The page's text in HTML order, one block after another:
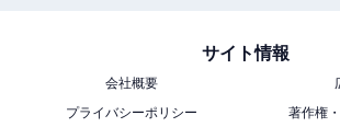
チェックイン・チェックアウト
サイト情報
会社概要
プライバシーポリシー
著作権